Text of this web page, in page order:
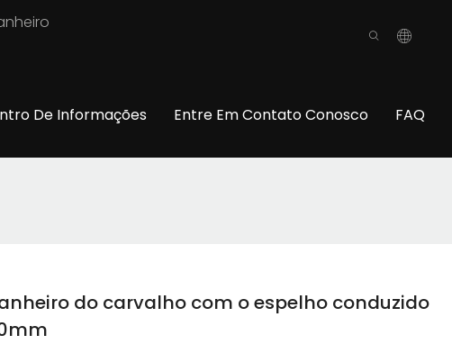
De Informações Entre Em Contato Conosco FAQ
do carvalho com o espelho conduzido